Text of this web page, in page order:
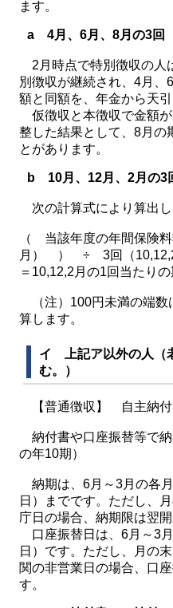
ます。
a 4月、6月、8月の3回
2月時点で特別徴収の人
別徴収が継続され、4月
額と同額を、年金から天
仮徴収と本徴収で金額
整した結果として、8月の
とがあります。
b 10月、12月、2月の3
次の計算式により算出し
（ 当該年度の年間保険
月） ） ÷ 3回（10,12,2
＝10,12,2月の1回当たり
（注）100円未満の端数
算します。
イ 上記ア以外の人（
む。）
【普通徴収】 自主納付
納付書や口座振替等で
の年10期）
納期は、6月～3月の各
日）までです。ただし、
庁日の場合、納期限は翌開
口座振替日は、6月～3
日）です。ただし、月の
関の非営業日の場合、口
す。